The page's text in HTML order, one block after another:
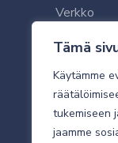
Tämä
Käytämme
tukemiseen
jaamme
Verkko